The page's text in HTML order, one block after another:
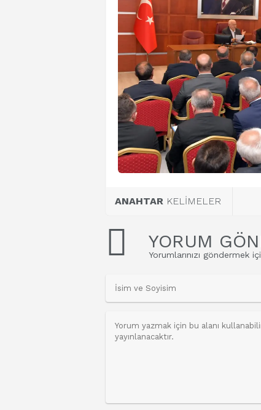
ANAHTAR KELİMELER
YORUM
Yorumlarınızı göndermek